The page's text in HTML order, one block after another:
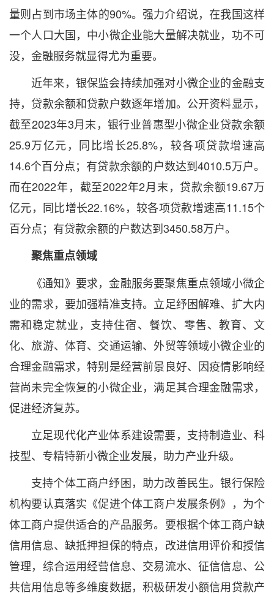
量则占到市场主体的90%。强力介绍说，在我国这样
一个人口大国，中小微企业能大量解决就业，功不可
没，金融服务就显得尤为重要。
近年来，银保监会持续加强对小微企业的金融支
持，贷款余额和贷款户数逐年增加。公开资料显示，
截至2023年3月末，银行业普惠型小微企业贷款余额
25.9万亿元，同比增长25.8%，较各项贷款增速高
14.6个百分点；有贷款余额的户数达到4010.5万户。
而在2022年，截至2022年2月末，贷款余额19.67万
亿元，同比增长22.16%，较各项贷款增速高11.15个
百分点；有贷款余额的户数达到3450.58万户。
聚焦重点领域
《通知》要求，金融服务要聚焦重点领域小微企
业的需求，要加强精准支持。立足纾困解难、扩大内
需和稳定就业，支持住宿、餐饮、零售、教育、文
化、旅游、体育、交通运输、外贸等领域小微企业的
合理金融需求，特别是经营前景良好、因疫情影响经
营尚未完全恢复的小微企业，满足其合理金融需求，
促进经济复苏。
立足现代化产业体系建设需要，支持制造业、科
技型、专精特新小微企业发展，助力产业升级。
支持个体工商户纾困，助力改善民生。银行保险
机构要认真落实《促进个体工商户发展条例》，为个
体工商户提供适合的产品服务。要根据个体工商户缺
信用信息、缺抵押担保的特点，改进信用评价和授信
管理，综合运用经营信息、交易流水、征信信息、公
共信用信息等多维度数据，积极研发小额信用贷款产